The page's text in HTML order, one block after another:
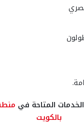
المتاحة في
بالكويت